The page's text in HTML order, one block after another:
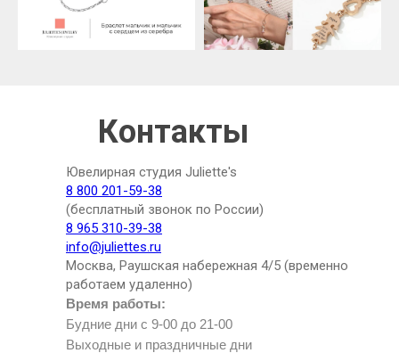
Время работы:
Будние дни с 9-00 до 21-00
Выходные и праздничные дни
Ювелирная студия Juliette's
8 800 201-59-38
(бесплатный звонок по России)
8 965 310-39-38
info@juliettes.ru
Москва, Раушская набережная 4/5 (временно
работаем удаленно)
Контакты